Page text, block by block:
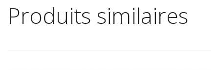
Produits similaires